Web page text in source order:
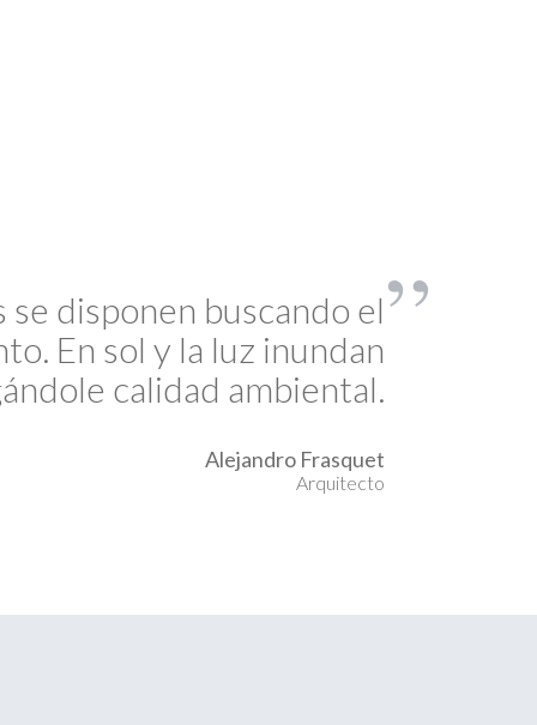
se disponen buscando el
En sol y la luz inundan
calidad ambiental.
Alejandro Frasquet
Arquitecto